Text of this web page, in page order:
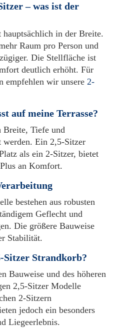
– was ist der
in der Breite.
Raum pro Person und
Die Stellfläche ist
deutlich erhöht. Für
empfehlen wir unsere 2-
auf meine Terrasse?
Breite, Tiefe und
werden. Ein 2,5-Sitzer
als ein 2-Sitzer, bietet
an Komfort.
bestehen aus robusten
Geflecht und
Die größere Bauweise
Stabilität.
Sitzer Strandkorb?
Bauweise und des höheren
2,5-Sitzer Modelle
2-Sitzern
jedoch ein besonders
Liegeerlebnis.